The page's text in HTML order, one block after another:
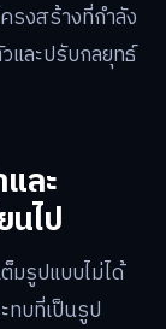
รงสร้างที่กำลัง
และปรับกลยุทธ์
ละ
นไป
มรูปแบบไม่ได้
ทบที่เป็นรูป